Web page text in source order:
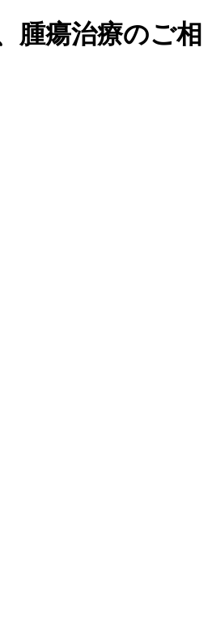
腫瘍治療のご相